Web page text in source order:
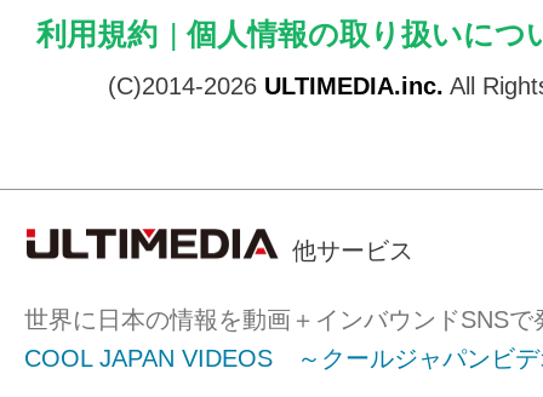
利用規約 | 個人情報の取り扱いにつ
(C)2014-2026 ULTIMEDIA.inc. All
他サービス
世界に日本の情報を動画＋インバウンドSNSで
COOL JAPAN VIDEOS ～クールジャパンビ